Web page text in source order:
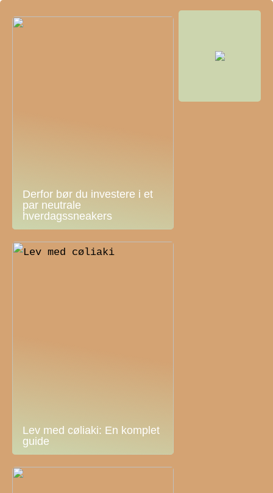
Derfor bør du investere i et
par neutrale
hverdagssneakers
Lev med cøliaki: En komplet
guide